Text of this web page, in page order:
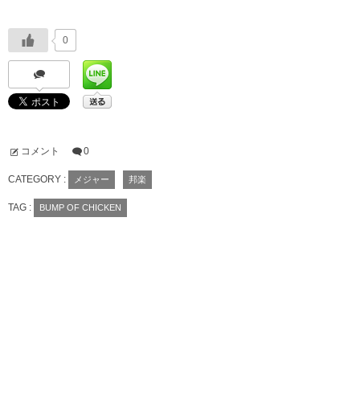
0
コメント 0
CATEGORY : メジャー 邦楽
TAG : BUMP OF CHICKEN